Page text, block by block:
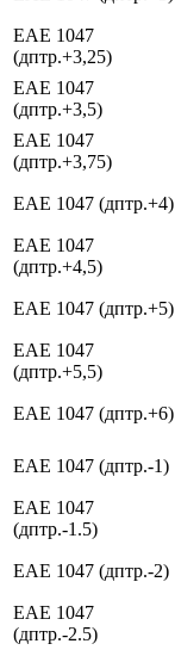
ЕАЕ 1047
(дптр.+3,25)
ЕАЕ 1047
(дптр.+3,5)
ЕАЕ 1047
(дптр.+3,75)
ЕАЕ 1047 (дптр.+4)
ЕАЕ 1047
(дптр.+4,5)
ЕАЕ 1047 (дптр.+5)
ЕАЕ 1047
(дптр.+5,5)
ЕАЕ 1047 (дптр.+6)
ЕАЕ 1047 (дптр.-1)
ЕАЕ 1047
(дптр.-1.5)
ЕАЕ 1047 (дптр.-2)
ЕАЕ 1047
(дптр.-2.5)